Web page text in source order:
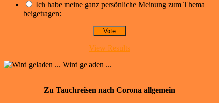
Ich habe meine ganz persönliche Meinung zum Thema
beigetragen:
View Results
Wird geladen ...
Zu Tauchreisen nach Corona allgemein